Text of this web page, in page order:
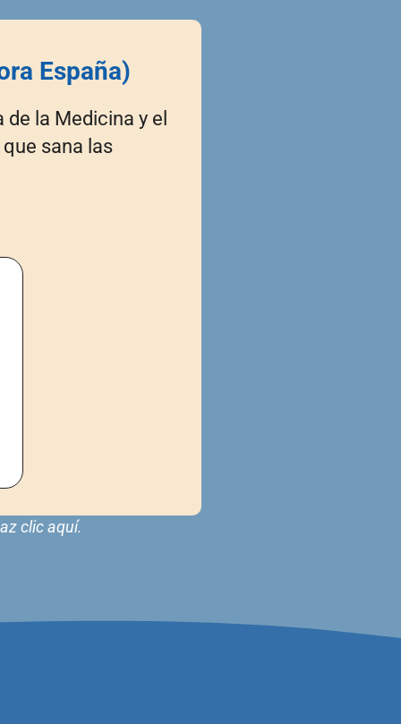
España)
la Medicina y el
sana las
clic aquí.